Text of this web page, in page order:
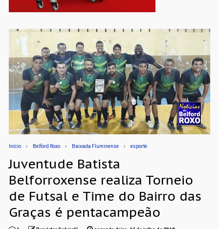
Início Belford Roxo Baixada Fluminense esporte
Juventude Batista
Belforroxense realiza Torneio
de Futsal e Time do Bairro das
Graças é pentacampeão